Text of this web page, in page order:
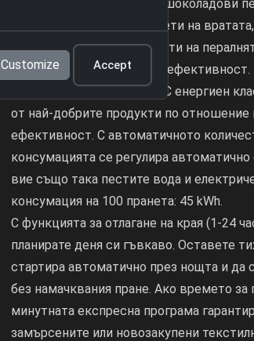
замърсявания, мазнина и шоколадови
антибактериалните маншети на
върху чувствителните части на
предотвратява с над 99% ефективност.
Устойчива и икономична: С енергиен
от най-добрите продукти по отношение
ефективност. С автоматичното
консумацията се регулира
вие също така пестите вода и
консумация на 100 пранета: 45 kWh.
С функцията за отлагане на края (1-24
планирате деня си гъвкаво. Оставете
стартира автоматично през нощта и да
без намачквания пране. Ако времето за
минутната експресна програма
замърсените или новозакупени
Customize Accept